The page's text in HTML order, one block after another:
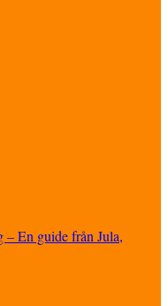
En guide från Jula,